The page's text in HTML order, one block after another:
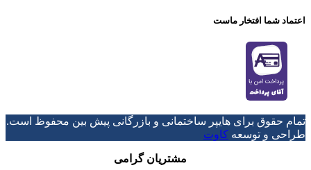
اعتماد شما افتخار ماست
تمام حقوق برای هایپر ساختمانی و بازرگانی پیش بین محفوظ است.
طراحی و توسعه کاوت
مشتریان گرامی